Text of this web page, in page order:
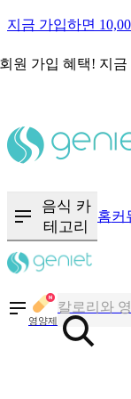
지금 가입하면
원 가입 혜택! 지금
음식 카
테고리
홈커
영양제
칼로리와
혈당 · 다
음식 · 영